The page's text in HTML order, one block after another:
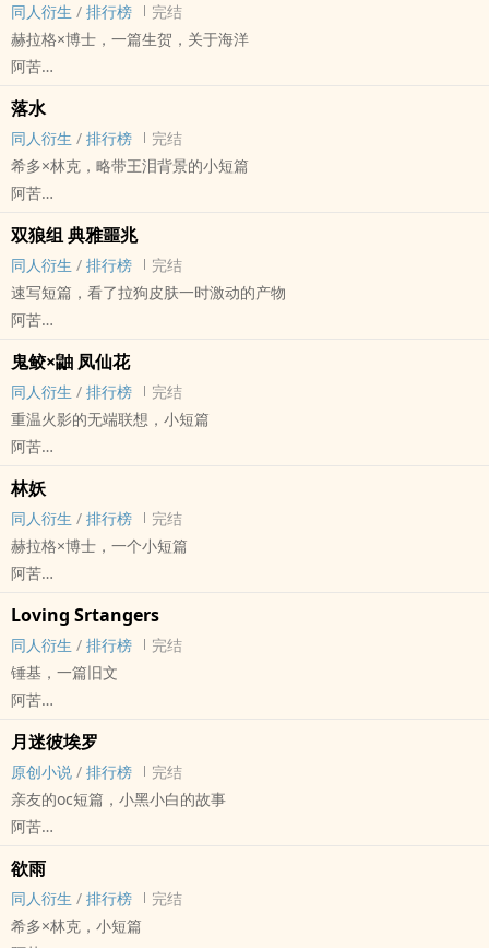
同人衍生 / 排行榜
完结
赫拉格×博士，一篇生贺，关于海洋
阿苦
BL - 短篇 - 完结
落水
同人衍生 / 排行榜
完结
希多×林克，略带王泪背景的小短篇
阿苦
短篇 - 完结
双狼组 典雅噩兆
同人衍生 / 排行榜
完结
速写短篇，看了拉狗皮肤一时激动的产物
阿苦
人 - GL - 短篇
完结
鬼鲛×鼬 凤仙花
同人衍生 / 排行榜
完结
重温火影的无端联想，小短篇
阿苦
BL - 短篇 - 完结
林妖
同人衍生 / 排行榜
完结
赫拉格×博士，一个小短篇
阿苦
短篇
完结
Loving Srtangers
同人衍生 / 排行榜
完结
锤基，一篇旧文
阿苦
BL - 短篇 - 完结
月迷彼埃罗
原创小说 / 排行榜
完结
亲友的oc短篇，小黑小白的故事
阿苦
完结
欲雨
同人衍生 / 排行榜
完结
希多×林克，小短篇